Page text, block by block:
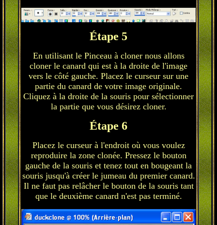
Étape 5
En utilisant le Pinceau à cloner nous allons
cloner le canard qui est à la droite de l'image
vers le côté gauche. Placez le curseur sur une
partie du canard de votre image originale.
Cliquez à la droite de la souris pour sélectionner
la partie que vous désirez cloner.
Étape 6
Placez le curseur à l'endroit où vous voulez
reproduire la zone clonée. Pressez le bouton
gauche de la souris et tenez tout en bougeant la
souris jusqu'à créer le jumeau du premier canard.
Il ne faut pas relâcher le bouton de la souris tant
que le deuxième canard n'est pas terminé.